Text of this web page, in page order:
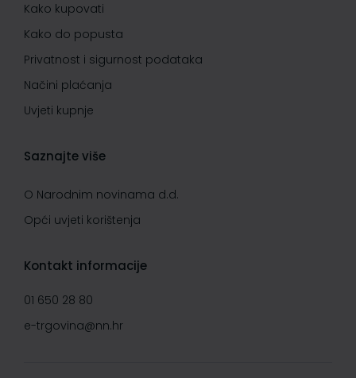
Kako kupovati
Kako do popusta
Privatnost i sigurnost podataka
Načini plaćanja
Uvjeti kupnje
Saznajte više
O Narodnim novinama d.d.
Opći uvjeti korištenja
Kontakt informacije
01 650 28 80
e-trgovina@nn.hr